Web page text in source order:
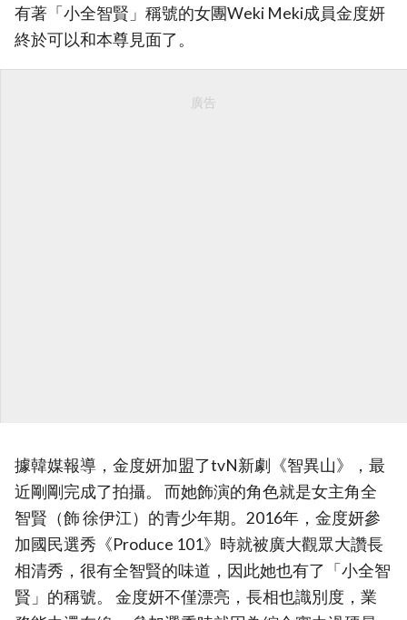
有著「小全智賢」稱號的女團Weki Meki成員金度妍
終於可以和本尊見面了。
廣告
據韓媒報導，金度妍加盟了tvN新劇《智異山》，最
近剛剛完成了拍攝。 而她飾演的角色就是女主角全
智賢（飾 徐伊江）的青少年期。2016年，金度妍參
加國民選秀《Produce 101》時就被廣大觀眾大讚長
相清秀，很有全智賢的味道，因此她也有了「小全智
賢」的稱號。 金度妍不僅漂亮，長相也識別度，業